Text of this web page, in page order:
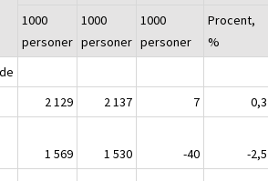
1000
personer
1000
personer
1000
personer
Procent,
%
2 129 2 137 7
0,3
1 569 1 530 -40
-2,5